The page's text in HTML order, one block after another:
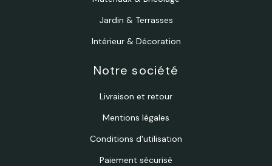
Jardin & Terrasses
Intérieur & Décoration
Notre société
Livraison et retour
Mentions légales
Conditions d'utilisation
Paiement sécurisé